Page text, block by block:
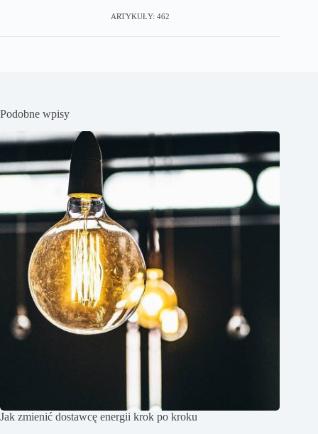
ARTYKUŁY: 462
Podobne wpisy
Jak zmienić dostawcę energii krok po kroku